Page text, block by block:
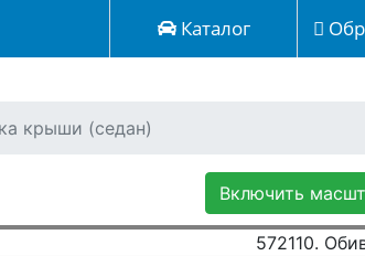
Каталог
крыши (седан)
Включить